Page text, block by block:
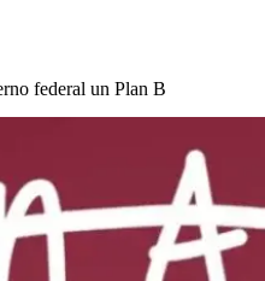
federal un Plan B